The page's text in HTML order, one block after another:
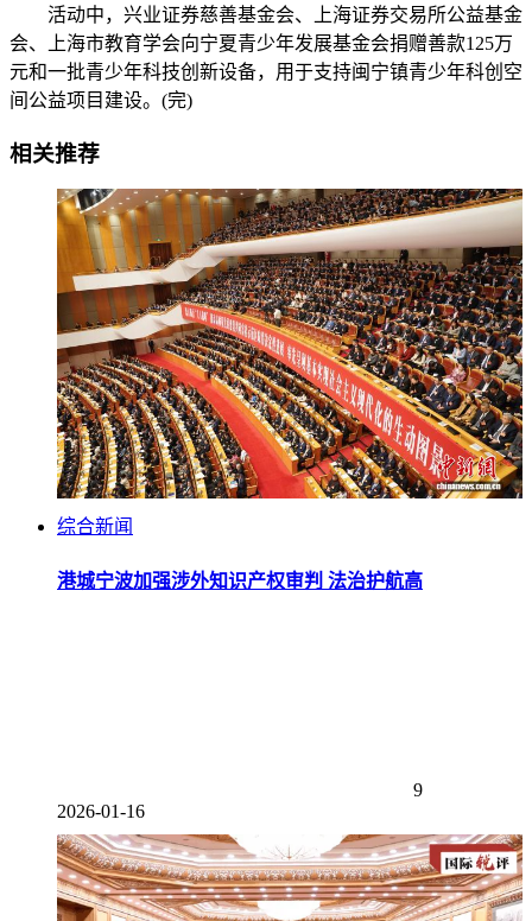
活动中，兴业证券慈善基金会、上海证券交易所公益基金
会、上海市教育学会向宁夏青少年发展基金会捐赠善款125万
元和一批青少年科技创新设备，用于支持闽宁镇青少年科创空
间公益项目建设。(完)
相关推荐
综合新闻
港城宁波加强涉外知识产权审判 法治护航高
9
2026-01-16